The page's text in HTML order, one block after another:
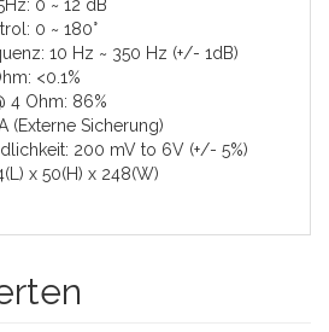
0 ~ 12 dB
0 ~ 180°
10 Hz ~ 350 Hz (+/- 1dB)
<0.1%
4 Ohm: 86%
(Externe Sicherung)
200 mV to 6V (+/- 5%)
x 50(H) x 248(W)